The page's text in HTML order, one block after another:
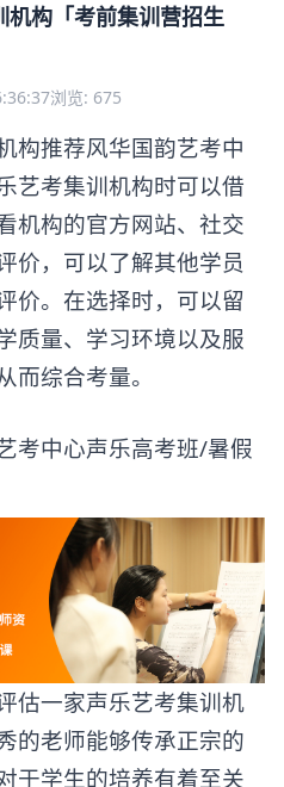
构「考前集训营招生
浏览: 675
推荐风华国韵艺考中
艺考集训机构时可以借
机构的官方网站、社交
价，可以了解其他学员
价。在选择时，可以留
质量、学习环境以及服
而综合考量。
中心声乐高考班/暑假
一家声乐艺考集训机
的老师能够传承正宗的
于学生的培养有着至关